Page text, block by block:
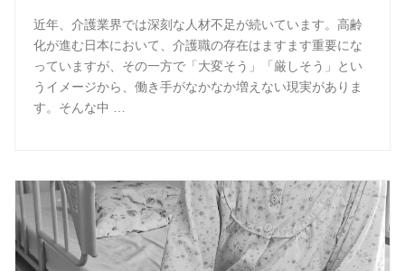
近年、介護業界では深刻な人材不足が続いています。高齢
化が進む日本において、介護職の存在はますます重要にな
っていますが、その一方で「大変そう」「厳しそう」とい
うイメージから、働き手がなかなか増えない現実がありま
す。そんな中 …